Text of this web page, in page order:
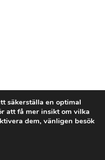
säkerställa en optimal
att få mer insikt om vilka
dem, vänligen besök